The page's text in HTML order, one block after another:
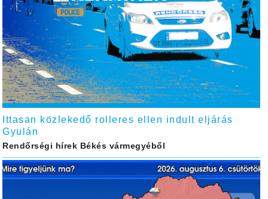
Ittasan közlekedő rolleres ellen indult eljárás
Gyulán
Rendőrségi hírek Békés vármegyéből